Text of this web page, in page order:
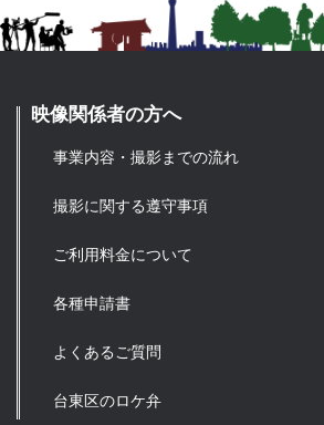
映像関係者の方へ
事業内容・撮影までの流れ
撮影に関する遵守事項
ご利用料金について
各種申請書
よくあるご質問
台東区のロケ弁